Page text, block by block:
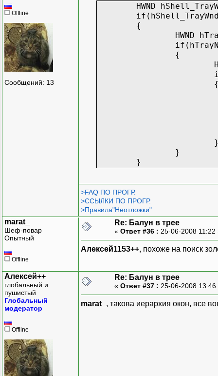
Offline
Сообщений: 13
HWND
{
HWND
{
}
}
>FAQ ПО ПРОГР.
>ССЫЛКИ ПО ПРОГР.
>Правила"Неотложки"
marat_
Шеф-повар
Опытный
Offline
Re: Балун в трее
« Ответ #36 : 25-06-2008
Алексей1153++, похоже на поиск
Алексей++
глобальный и
пушистый
Глобальный
модератор
Offline
Re: Балун в трее
« Ответ #37 : 25-06-2008
marat_ , такова иерархия окон, все